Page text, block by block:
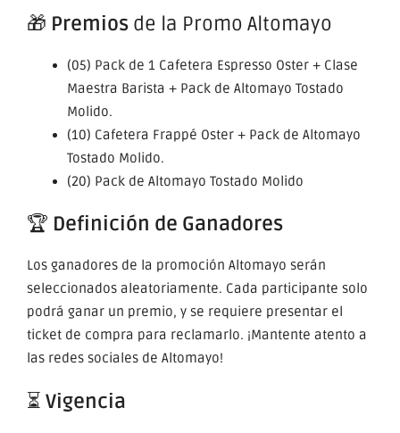
🎁 Premios de la Promo Altomayo
(05) Pack de 1 Cafetera Espresso Oster + Clase
Maestra Barista + Pack de Altomayo Tostado
Molido.
(10) Cafetera Frappé Oster + Pack de Altomayo
Tostado Molido.
(20) Pack de Altomayo Tostado Molido
🏆 Definición de Ganadores
Los ganadores de la promoción Altomayo serán
seleccionados aleatoriamente. Cada participante solo
podrá ganar un premio, y se requiere presentar el
ticket de compra para reclamarlo. ¡Mantente atento a
las redes sociales de Altomayo!
⏳ Vigencia